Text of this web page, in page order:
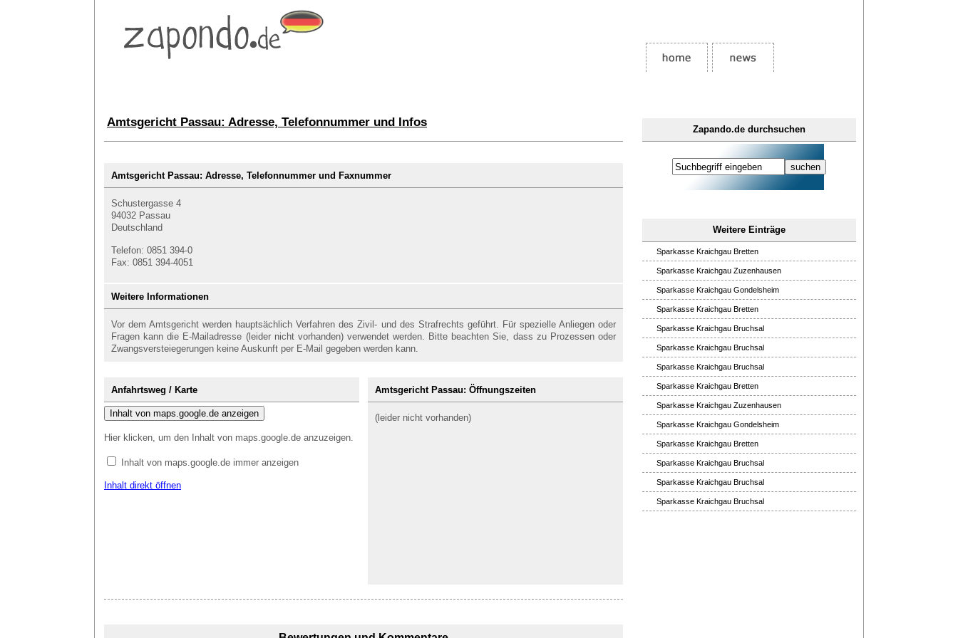
Zapando.de durchsuchen
Weitere Einträge
Sparkasse Kraichgau Bretten
Sparkasse Kraichgau Zuzenhausen
Sparkasse Kraichgau Gondelsheim
Sparkasse Kraichgau Bretten
Sparkasse Kraichgau Bruchsal
Sparkasse Kraichgau Bruchsal
Sparkasse Kraichgau Bruchsal
Sparkasse Kraichgau Bretten
Sparkasse Kraichgau Zuzenhausen
Sparkasse Kraichgau Gondelsheim
Sparkasse Kraichgau Bretten
Sparkasse Kraichgau Bruchsal
Sparkasse Kraichgau Bruchsal
Sparkasse Kraichgau Bruchsal
Amtsgericht Passau: Adresse, Telefonnummer und Infos
Amtsgericht Passau: Adresse, Telefonnummer und Faxnummer
Schustergasse 4
94032 Passau
Deutschland
Telefon: 0851 394-0
Fax: 0851 394-4051
Weitere Informationen
Vor dem Amtsgericht werden hauptsächlich Verfahren des Zivil- und des Strafrechts geführt. Für spezielle Anliegen oder
Fragen kann die E-Mailadresse (leider nicht vorhanden) verwendet werden. Bitte beachten Sie, dass zu Prozessen oder
Zwangsversteiegerungen keine Auskunft per E-Mail gegeben werden kann.
Anfahrtsweg / Karte
Inhalt von maps.google.de anzeigen
Hier klicken, um den Inhalt von maps.google.de anzuzeigen.
Inhalt von maps.google.de immer anzeigen
Inhalt direkt öffnen
Amtsgericht Passau: Öffnungszeiten
(leider nicht vorhanden)